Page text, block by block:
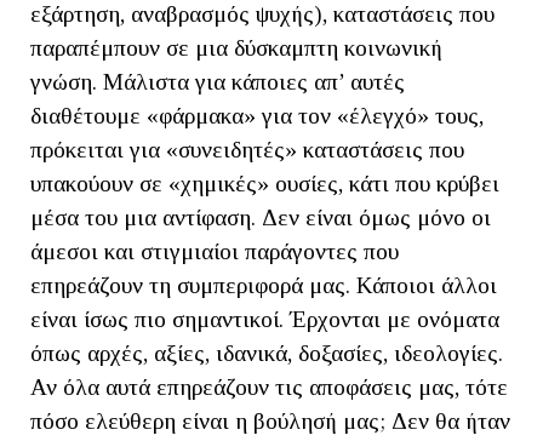
εξάρτηση, αναβρασμός ψυχής), καταστάσεις που
παραπέμπουν σε μια δύσκαμπτη κοινωνική
γνώση. Μάλιστα για κάποιες απ’ αυτές
διαθέτουμε «φάρμακα» για τον «έλεγχό» τους,
πρόκειται για «συνειδητές» καταστάσεις που
υπακούουν σε «χημικές» ουσίες, κάτι που κρύβει
μέσα του μια αντίφαση. Δεν είναι όμως μόνο οι
άμεσοι και στιγμιαίοι παράγοντες που
επηρεάζουν τη συμπεριφορά μας. Κάποιοι άλλοι
είναι ίσως πιο σημαντικοί. Έρχονται με ονόματα
όπως αρχές, αξίες, ιδανικά, δοξασίες, ιδεολογίες.
Αν όλα αυτά επηρεάζουν τις αποφάσεις μας, τότε
πόσο ελεύθερη είναι η βούλησή μας; Δεν θα ήταν